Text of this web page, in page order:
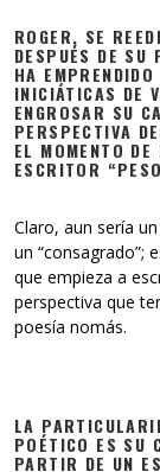
ROGER, SE
DESPUÉS DE
HA
INICIÁTICAS DE
ENGROSAR SU
PERSPECTIVA
EL MOMENTO
ESCRITOR
Claro, aun sería
un “consagrado”;
que empieza a
perspectiva que
poesía nomás.
LA
POÉTICO ES SU
PARTIR DE UN